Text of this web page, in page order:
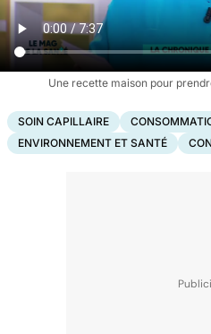
Une recette maison pour
SOIN CAPILLAIRE
ENVIRONNEMENT ET SANTÉ